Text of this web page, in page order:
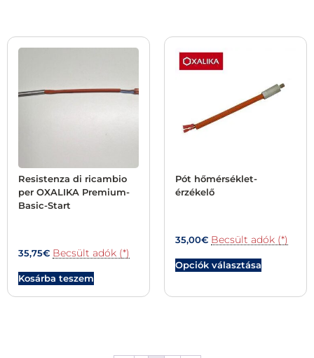
Resistenza di ricambio
per OXALIKA Premium-
Basic-Start
35,75€ Becsült adók (*)
Kosárba teszem
Pót hőmérséklet-
érzékelő
35,00€ Becsült adók (*)
Opciók választása